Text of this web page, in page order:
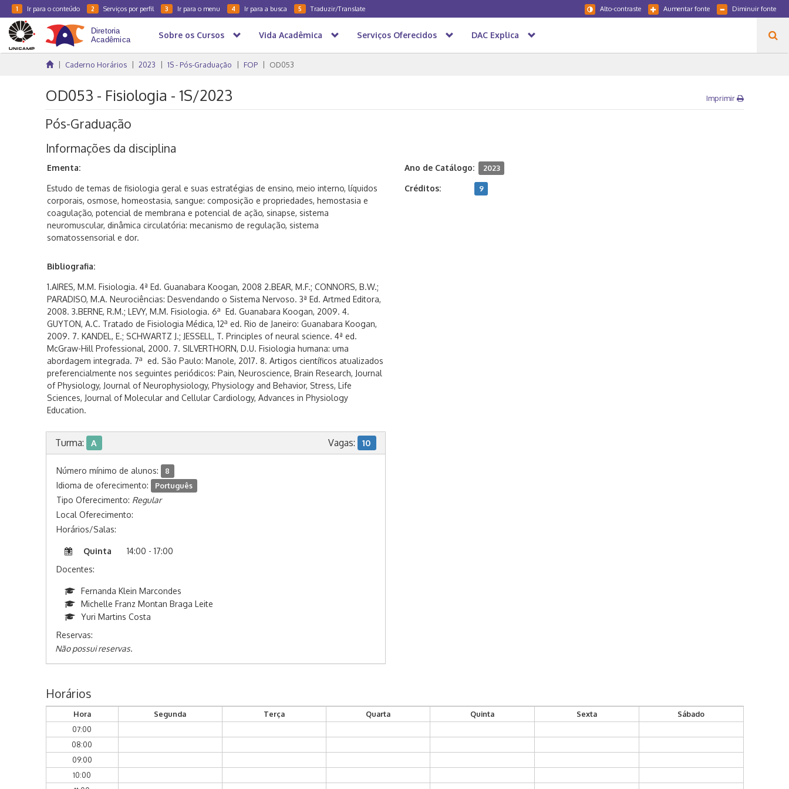
1 Ir para o conteúdo 2 Serviços por perfil 3 Ir para o menu 4 Ir para a busca 5 Traduzir/Translate Diminuir fonte
Aumentar fonte
Alto-contraste
Sobre os Cursos Vida Acadêmica Serviços Oferecidos DAC Explica
Caderno Horários 2023 1S - Pós-Graduação FOP OD053
OD053 - Fisiologia - 1S/2023 Imprimir
Pós-Graduação
Informações da disciplina
Ementa:
Estudo de temas de fisiologia geral e suas estratégias de ensino, meio interno, líquidos
corporais, osmose, homeostasia, sangue: composição e propriedades, hemostasia e
coagulação, potencial de membrana e potencial de ação, sinapse, sistema
neuromuscular, dinâmica circulatória: mecanismo de regulação, sistema
somatossensorial e dor.
Bibliografia:
1.AIRES, M.M. Fisiologia. 4ª Ed. Guanabara Koogan, 2008 2.BEAR, M.F.; CONNORS, B.W.;
PARADISO, M.A. Neurociências: Desvendando o Sistema Nervoso. 3ª Ed. Artmed Editora,
2008. 3.BERNE, R.M.; LEVY, M.M. Fisiologia. 6a
Ed. Guanabara Koogan, 2009. 4.
GUYTON, A.C. Tratado de Fisiologia Médica, 12a ed. Rio de Janeiro: Guanabara Koogan,
2009. 7. KANDEL, E.; SCHWARTZ J.; JESSELL, T. Principles of neural science. 4ª ed.
McGraw-Hill Professional, 2000. 7. SILVERTHORN, D.U. Fisiologia humana: uma
abordagem integrada. 7a
ed. São Paulo: Manole, 2017. 8. Artigos científicos atualizados
preferencialmente nos seguintes periódicos: Pain, Neuroscience, Brain Research, Journal
of Physiology, Journal of Neurophysiology, Physiology and Behavior, Stress, Life
Sciences, Journal of Molecular and Cellular Cardiology, Advances in Physiology
Education.
Ano de Catálogo: 2023
Créditos: 9
Turma: A Vagas: 10
Número mínimo de alunos: 8
Idioma de oferecimento: Português
Tipo Oferecimento: Regular
Local Oferecimento:
Horários/Salas:
Quinta
14:00 - 17:00
Docentes:
Fernanda Klein Marcondes
Michelle Franz Montan Braga Leite
Yuri Martins Costa
Reservas:
Não possui reservas.
Horários
Hora Segunda Terça Quarta Quinta Sexta
Sábado
07:00
08:00
09:00
10:00